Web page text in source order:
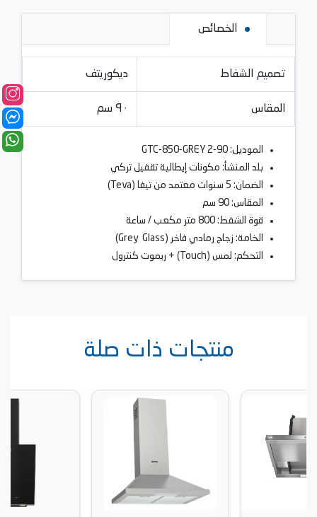
الخصائص
تصميم الشفاط ديكوريتف
المقاس ٩٠ سم
الموديل: 90-2 GTC-850-GREY
بلد المنشأ: مكونات إيطالية تقفيل تركي
الضمان: 5 سنوات معتمد من تيفا (Teva)
المقاس: 90 سم
قوة الشفط: 800 متر مكعب / ساعة
الخامة: زجاج رمادي فاخر (Grey Glass)
التحكم: لمس (Touch) + ريموت كنترول
منتجات ذات صلة